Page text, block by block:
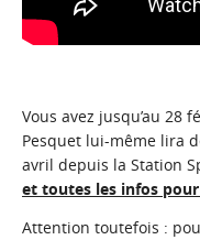
Vous avez jusqu’au 28
Pesquet lui-même lira
avril depuis la Station
et toutes les infos
Attention toutefois :